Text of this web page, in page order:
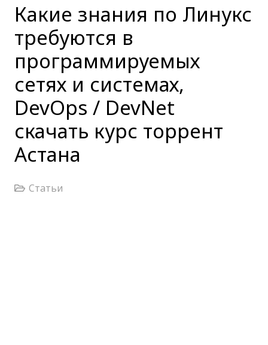
Какие знания по Линукс
требуются в
программируемых
сетях и системах,
DevOps / DevNet
скачать курс торрент
Астана
Статьи